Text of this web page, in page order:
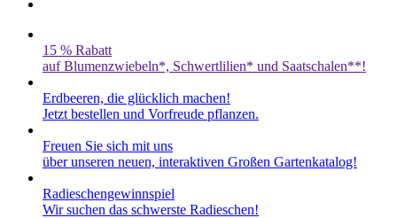
15 % Rabatt
auf Blumenzwiebeln*, Schwertlilien* und Saatschalen**!
Erdbeeren, die glücklich machen!
Jetzt bestellen und Vorfreude pflanzen.
Freuen Sie sich mit uns
über unseren neuen, interaktiven Großen Gartenkatalog!
Radieschengewinnspiel
Wir suchen das schwerste Radieschen!